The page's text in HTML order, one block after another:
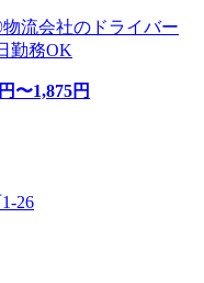
流会社のドライバー
勤務OK
円〜1,875円